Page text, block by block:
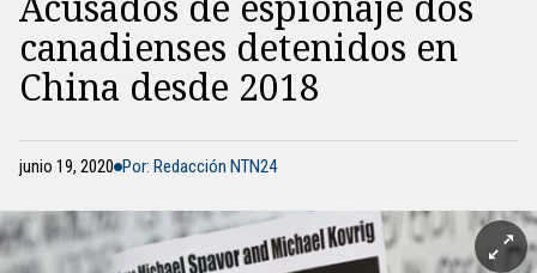
canadienses detenidos en
China desde 2018
junio 19, 2020 Por: Redacción NTN24